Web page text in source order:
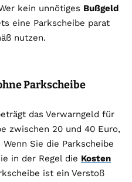
kein unnötiges Bußgeld
eine Parkscheibe parat
nutzen.
Parkscheibe
das Verwarngeld für
zwischen 20 und 40 Euro,
Sie die Parkscheibe
in der Regel die Kosten
ist ein Verstoß